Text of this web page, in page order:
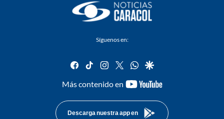
Síguenos en:
facebook
tiktok instagram
twitterwhatsapp
google
Más contenido en
youtube-
Descarga nuestra app en